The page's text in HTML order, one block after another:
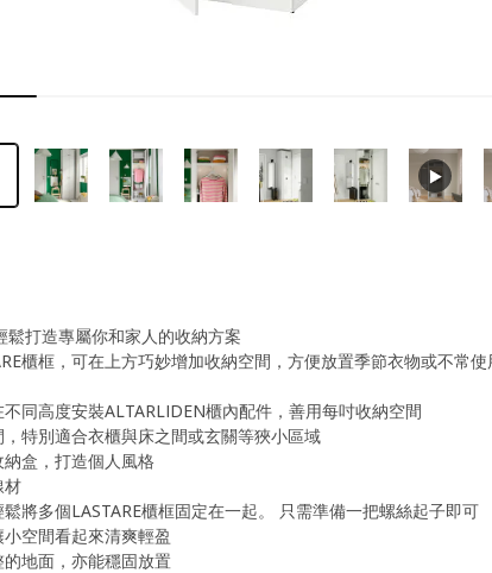
鬆打造專屬你和家人的收納方案
櫃框，可在上方巧妙增加收納空間，方便放置季節衣物或不常使
同高度安裝ALTARLIDEN櫃內配件，善用每吋收納空間
特別適合衣櫃與床之間或玄關等狹小區域
盒，打造個人風格
材
將多個LASTARE櫃框固定在一起。 只需準備一把螺絲起子即可
空間看起來清爽輕盈
地面，亦能穩固放置